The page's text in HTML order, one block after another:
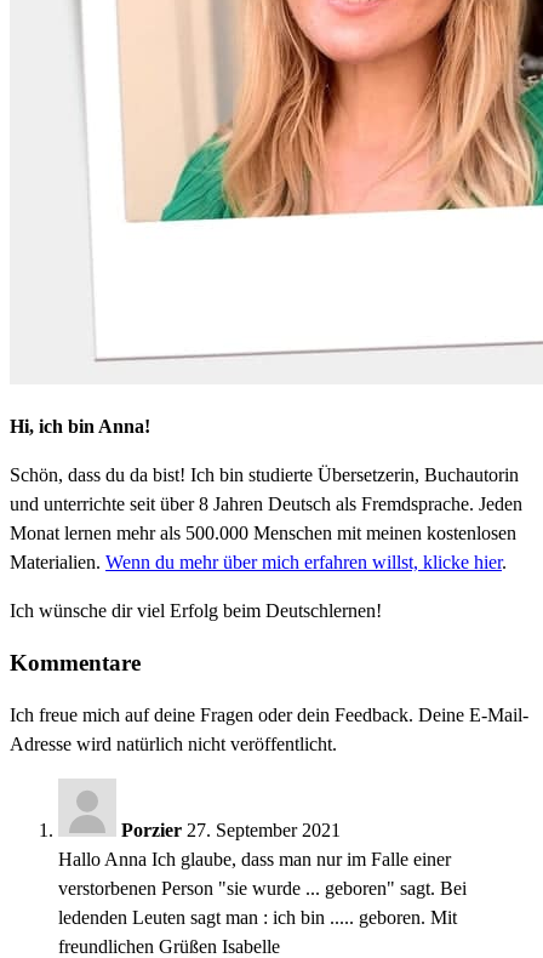
Hi, ich bin Anna!
Schön, dass du da bist! Ich bin studierte Übersetzerin, Buchautorin
und unterrichte seit über 8 Jahren Deutsch als Fremdsprache. Jeden
Monat lernen mehr als 500.000 Menschen mit meinen kostenlosen
Materialien. Wenn du mehr über mich erfahren willst, klicke hier.
Ich wünsche dir viel Erfolg beim Deutschlernen!
Kommentare
Ich freue mich auf deine Fragen oder dein Feedback. Deine E-Mail-
Adresse wird natürlich nicht veröffentlicht.
Porzier 27. September 2021
Hallo Anna Ich glaube, dass man nur im Falle einer
verstorbenen Person "sie wurde ... geboren" sagt. Bei
ledenden Leuten sagt man : ich bin ..... geboren. Mit
freundlichen Grüßen Isabelle